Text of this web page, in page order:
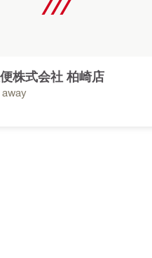
株式会社 柏崎店